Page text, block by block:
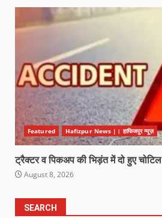
Featured Hafizpur News |। हाफिजपुर न्यूज़
ट्रैक्टर व पिकअप की भिड़ंत में दो हुए चोटिल
August 8, 2026
SEARCH